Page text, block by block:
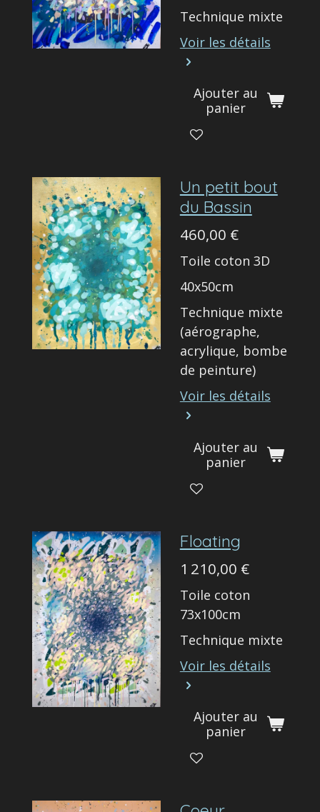
Technique mixte
Voir les détails
Ajouter au
panier
Un petit bout
du Bassin
460,00 €
Toile coton 3D
40x50cm
Technique mixte
(aérographe,
acrylique, bombe
de peinture)
Voir les détails
Ajouter au
panier
Floating
1 210,00 €
Toile coton
73x100cm
Technique mixte
Voir les détails
Ajouter au
panier